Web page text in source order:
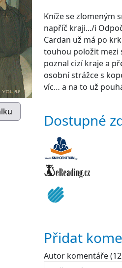
Kníže se zlomeným
napříč kraji.../i
Cardan už má po
touhou položit mezi
poznal cizí kraje a
osobní strážce s
víc… a na to už
Dostupné
Přidat
Autor komentáře